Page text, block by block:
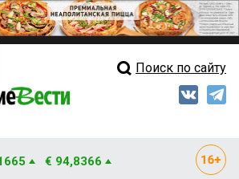
Свежий выпускПоиск по сайту
€ 94,8366